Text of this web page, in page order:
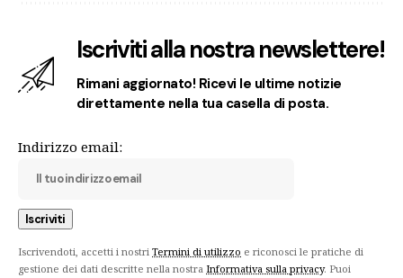
Iscriviti alla nostra newslettere!
Rimani aggiornato! Ricevi le ultime notizie
direttamente nella tua casella di posta.
Indirizzo email:
Iscrivendoti, accetti i nostri Termini di utilizzo e riconosci le pratiche di
gestione dei dati descritte nella nostra Informativa sulla privacy. Puoi